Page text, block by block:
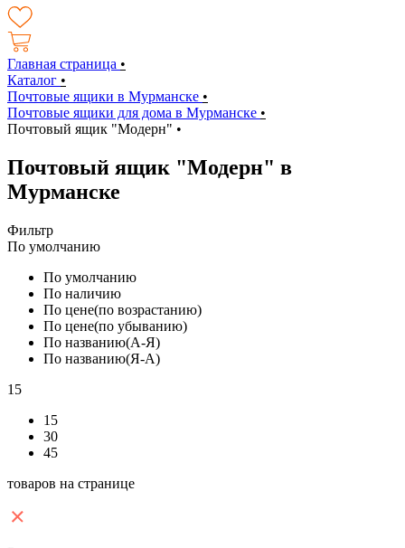
Главная страница •
Каталог •
Почтовые ящики в Мурманске •
Почтовые ящики для дома в Мурманске •
Почтовый ящик "Модерн" •
Почтовый ящик "Модерн" в
Мурманске
Фильтр
По умолчанию
По умолчанию
По наличию
По цене(по возрастанию)
По цене(по убыванию)
По названию(А-Я)
По названию(Я-А)
15
15
30
45
товаров на странице